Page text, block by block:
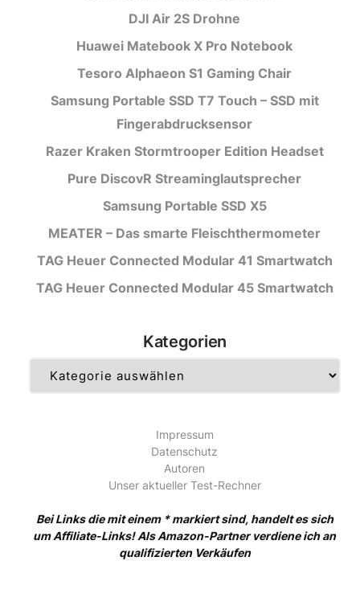
DJI Air 2S Drohne
Huawei Matebook X Pro Notebook
Tesoro Alphaeon S1 Gaming Chair
Samsung Portable SSD T7 Touch – SSD mit
Fingerabdrucksensor
Razer Kraken Stormtrooper Edition Headset
Pure DiscovR Streaminglautsprecher
Samsung Portable SSD X5
MEATER – Das smarte Fleischthermometer
TAG Heuer Connected Modular 41 Smartwatch
TAG Heuer Connected Modular 45 Smartwatch
Kategorien
Impressum
Datenschutz
Autoren
Unser aktueller Test-Rechner
Bei Links die mit einem * markiert sind, handelt es sich
um Affiliate-Links! Als Amazon-Partner verdiene ich an
qualifizierten Verkäufen